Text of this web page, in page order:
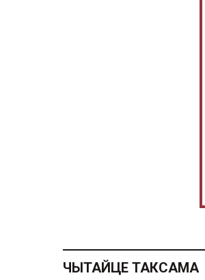
ЧЫТАЙЦЕ ТАКСАМА